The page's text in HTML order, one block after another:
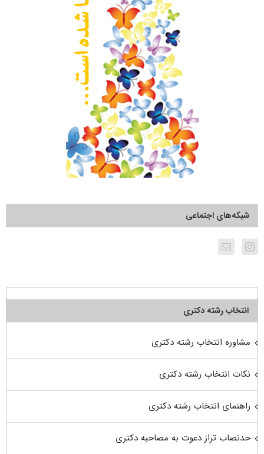
شبکه‌های اجتماعی
انتخاب رشته دکتری
مشاوره انتخاب رشته دکتری
نکات انتخاب رشته دکتری
راهنمای انتخاب رشته دکتری
حدنصاب تراز دعوت به مصاحبه دکتری